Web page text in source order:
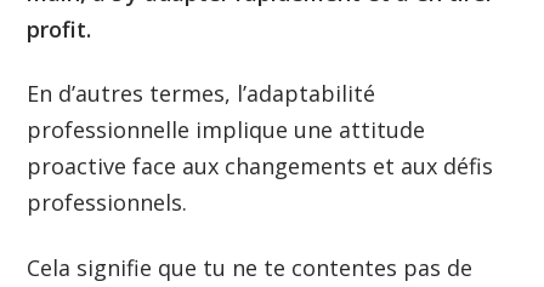
profit.
En d’autres termes, l’adaptabilité
professionnelle implique une attitude
proactive face aux changements et aux défis
professionnels.
Cela signifie que tu ne te contentes pas de